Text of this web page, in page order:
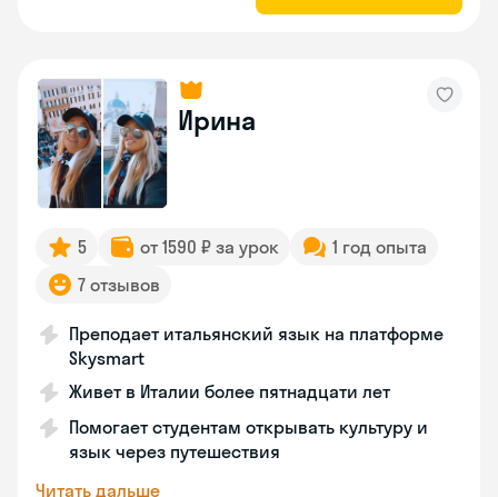
Ирина
5 от 1590 ₽ за урок
1 год опыта
7 отзывов
Преподает итальянский язык на платформе
Skysmart
Живет в Италии более пятнадцати лет
Помогает студентам открывать культуру и
язык через путешествия
Читать дальше